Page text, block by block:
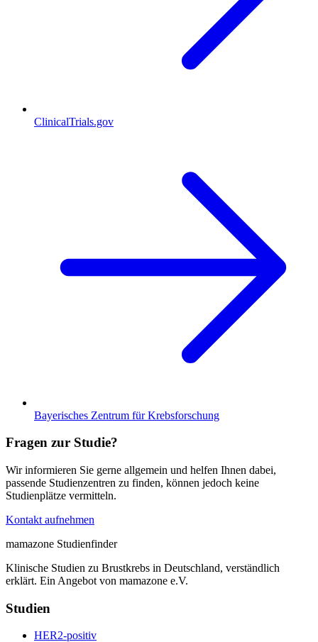
ClinicalTrials.gov
Bayerisches Zentrum für Krebsforschung
Fragen zur Studie?
Wir informieren Sie gerne allgemein und helfen Ihnen dabei,
passende Studienzentren zu finden, können jedoch keine
Studienplätze vermitteln.
Kontakt aufnehmen
mamazone Studienfinder
Klinische Studien zu Brustkrebs in Deutschland, verständlich
erklärt. Ein Angebot von mamazone e.V.
Studien
HER2-positiv